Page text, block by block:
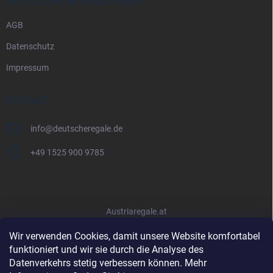
Wir verwenden Cookies, damit unsere Website komfortabel
funktioniert und wir sie durch die Analyse des
Datenverkehrs stetig verbessern können. Mehr
AGB
Datenschutz
Impressum
KONTAKT
info@deutscheregale.de
+49 1525 900 9785
Austriaregale.at